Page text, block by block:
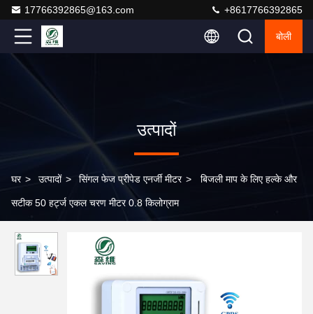
17766392865@163.com +8617766392865
बोली
उत्पादों
घर > उत्पादों > सिंगल फेज प्रीपेड एनर्जी मीटर > बिजली माप के लिए हल्के और
सटीक 50 हर्ट्ज एकल चरण मीटर 0.8 किलोग्राम